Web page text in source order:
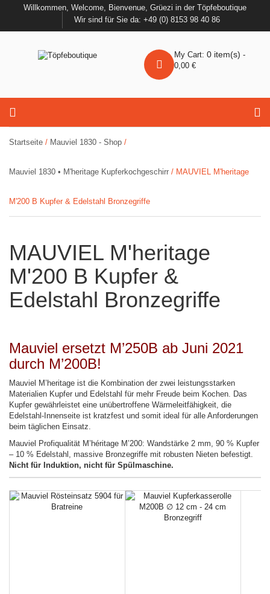
Willkommen, Welcome, Bienvenue, Grüezi in der Töpfeboutique
Wir sind für Sie da: +49 (0) 8153 98 40 86
My Cart: 0 item(s) -
0,00 €
Startseite / Mauviel 1830 - Shop /
Mauviel 1830 • M'heritage Kupferkochgeschirr / MAUVIEL M'heritage
M'200 B Kupfer & Edelstahl Bronzegriffe
MAUVIEL M'heritage
M'200 B Kupfer &
Edelstahl Bronzegriffe
Mauviel ersetzt M’250B ab Juni 2021
durch M’200B!
Mauviel M’heritage ist die Kombination der zwei leistungsstarken
Materialien Kupfer und Edelstahl für mehr Freude beim Kochen. Das
Kupfer gewährleistet eine unübertroffene Wärmeleitfähigkeit, die
Edelstahl-Innenseite ist kratzfest und somit ideal für alle Anforderungen
beim täglichen Einsatz.
Mauviel Profiqualität M’héritage M’200: Wandstärke 2 mm, 90 % Kupfer
– 10 % Edelstahl, massive Bronzegriffe mit robusten Nieten befestigt.
Nicht für Induktion, nicht für Spülmaschine.